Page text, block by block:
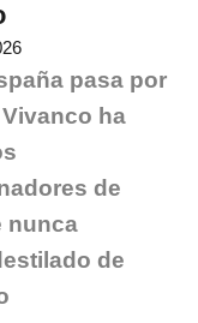
pasa por
ha
de
nunca
de